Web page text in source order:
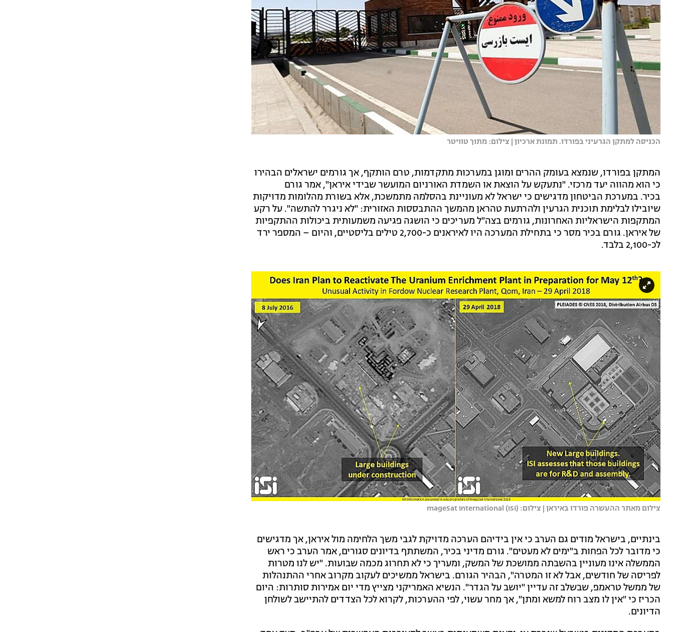
הכניסה למתקן הגרעיני בפורדו. תמונת ארכיון | צילום: מתוך טוויטר
המתקן בפורדו, שנמצא בעומק ההרים ומוגן במערכות מתקדמות, טרם הותקף, אך גורמים ישראלים הבהירו
כי הוא מהווה יעד מרכזי. "נתעקש על הוצאת או השמדת האורניום המועשר שבידי איראן", אמר גורם
בכיר. במערכת הביטחון מדגישים כי ישראל לא מעוניינת בהסלמה מתמשכת, אלא בשורת מהלומות מדויקות
שיובילו לבלימת תוכנית הגרעין ולהרתעת טהראן מהמשך ההתבססות האזורית: "לא ניגרר להתשה". על רקע
המתקפות הישראליות האחרונות, גורמים בצה"ל מעריכים כי הושגה פגיעה משמעותית ביכולות ההתקפיות
של איראן. גורם בכיר מסר כי בתחילת המערכה היו לאיראנים כ-2,700 טילים בליסטיים, והיום – המספר ירד
לכ-2,100 בלבד.
צילום מאתר ההעשרה פורדו באיראן | צילום: mageSat International (ISI)
בינתיים, בישראל מודים גם הערב כי אין בידיהם הערכה מדויקת לגבי משך הלחימה מול איראן, אך מדגישים
כי מדובר לכל הפחות ב"ימים לא מעטים". גורם מדיני בכיר, המשתתף בדיונים סגורים, אמר הערב כי ראש
הממשלה אינו מעוניין בהשבתה ממושכת של המשק, ומעריך כי לא תחרוג מכמה שבועות. "יש לנו מטרות
לפריסה של חודשים, אבל לא זו המטרה", הבהיר הגורם. בישראל ממשיכים לעקוב מקרוב אחרי ההתנהלות
של ממשל טראמפ, שבשלב זה עדיין "יושב על הגדר". הנשיא האמריקני מצייץ מדי יום אמירות סותרות: היום
הכריז כי "אין לו מצב רוח למשא ומתן", אך מחר עשוי, לפי ההערכות, לקרוא לכל הצדדים להתיישב לשולחן
הדיונים.